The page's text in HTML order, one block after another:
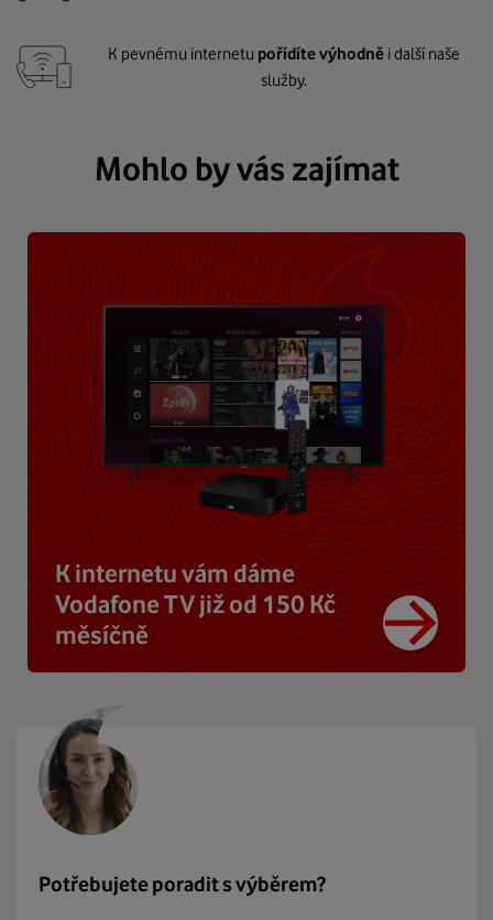
K pevnému internetu pořídíte výhodně i další naše
služby.
Mohlo by vás zajímat
K internetu vám dáme
Vodafone TV již od 150 Kč
měsíčně
Potřebujete poradit s výběrem?